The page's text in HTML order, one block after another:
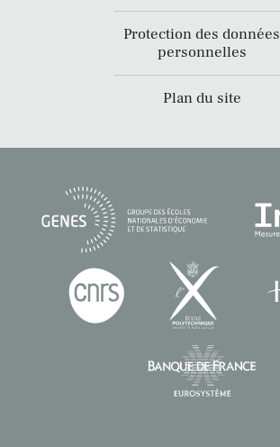
Protection des données
personnelles
Plan du site